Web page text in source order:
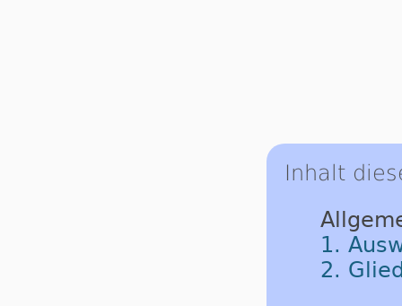
Inhalt
1.
2.